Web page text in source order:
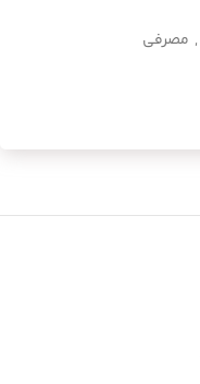
, مصرفی